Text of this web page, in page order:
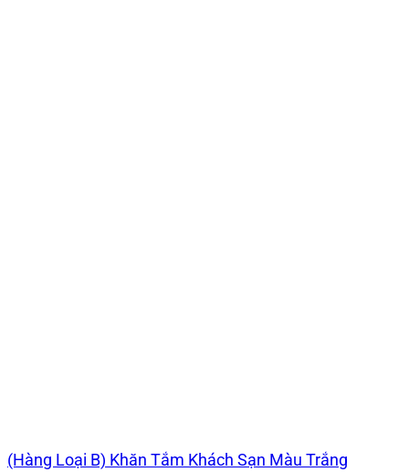
(Hàng Loại B) Khăn Tắm Khách Sạn Màu Trắng